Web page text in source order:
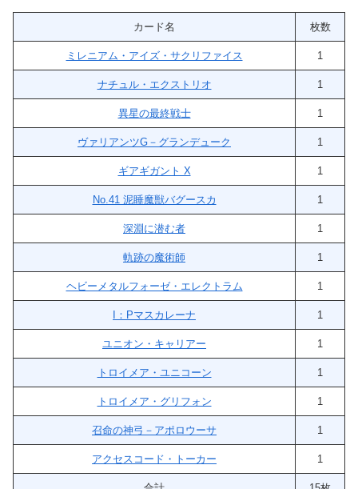
カード名 枚数
ミレニアム・アイズ・サクリファイス 1
ナチュル・エクストリオ 1
異星の最終戦士 1
ヴァリアンツG－グランデューク 1
ギアギガント X 1
No.41 泥睡魔獣バグースカ 1
深淵に潜む者 1
軌跡の魔術師 1
ヘビーメタルフォーゼ・エレクトラム 1
I：Pマスカレーナ 1
ユニオン・キャリアー 1
トロイメア・ユニコーン 1
トロイメア・グリフォン 1
召命の神弓－アポロウーサ 1
アクセスコード・トーカー 1